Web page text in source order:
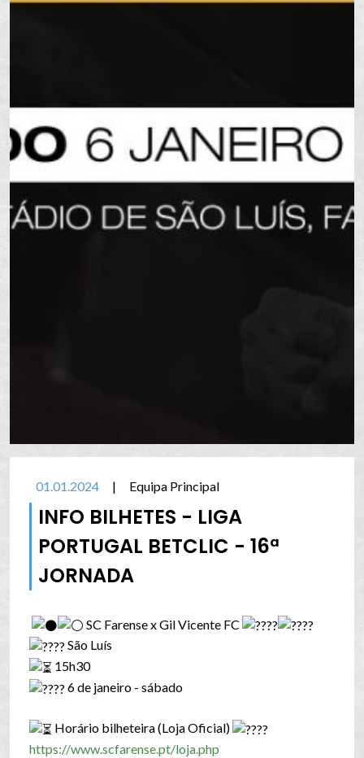
01.01.2024 | Equipa Principal
INFO BILHETES - LIGA
PORTUGAL BETCLIC - 16ª
JORNADA
SC Farense x Gil Vicente FC
São Luís
15h30
6 de janeiro - sábado
Horário bilheteira (Loja Oficial)
https://www.scfarense.pt/loja.php